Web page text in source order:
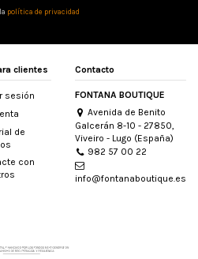
política de privacidad
clientes
sesión
de
con
Contacto
FONTANA BOUTIQUE
Avenida de Benito
Galcerán 8-10 - 27850,
Viveiro - Lugo (España)
982 57 00 22
info@fontanaboutique.es